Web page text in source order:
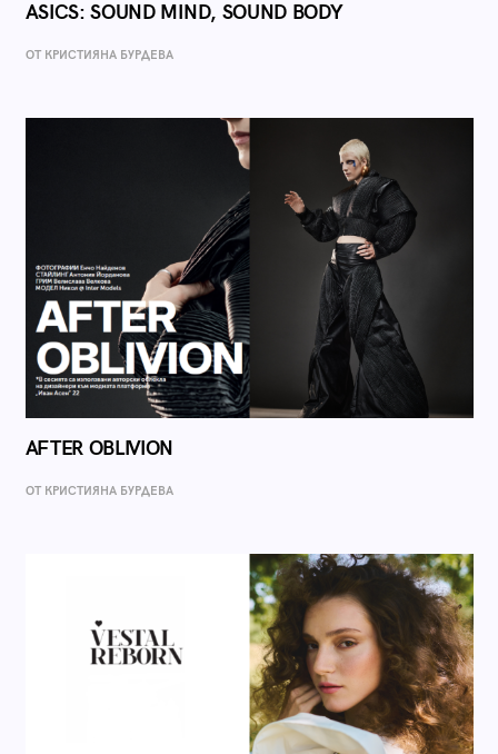
ASICS: SOUND MIND, SOUND BODY
ОТ КРИСТИЯНА БУРДЕВА
AFTER OBLIVION
ОТ КРИСТИЯНА БУРДЕВА